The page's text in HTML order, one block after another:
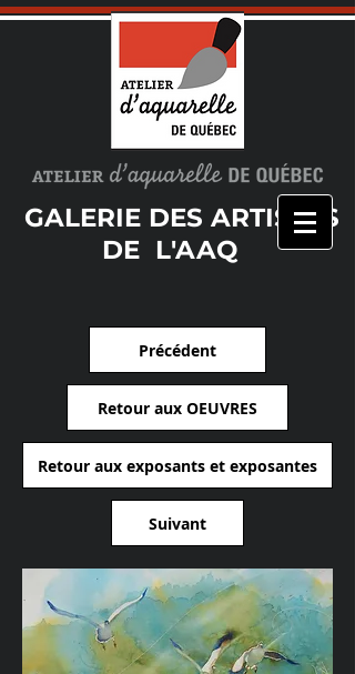
GALERIE DES ARTISTES
DE L'AAQ
Précédent
Retour aux OEUVRES
Retour aux exposants et exposantes
Suivant